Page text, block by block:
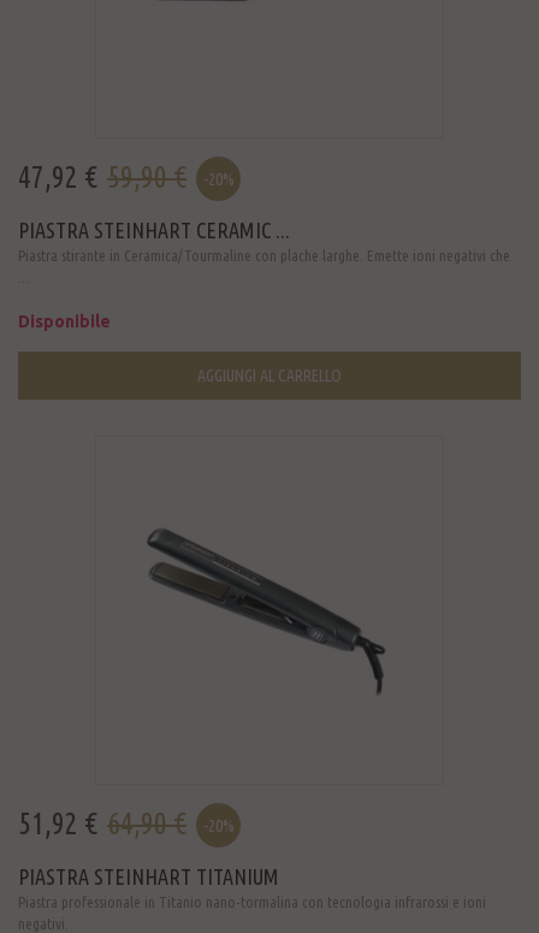
47,92 € 59,90 € -20%
PIASTRA STEINHART CERAMIC ...
Piastra stirante in Ceramica/Tourmaline con plache larghe. Emette ioni negativi che
Disponibile
AGGIUNGI AL CARRELLO
51,92 € 64,90 € -20%
PIASTRA STEINHART TITANIUM
Piastra professionale in Titanio nano-tormalina con tecnologia infrarossi e ioni
negativi.